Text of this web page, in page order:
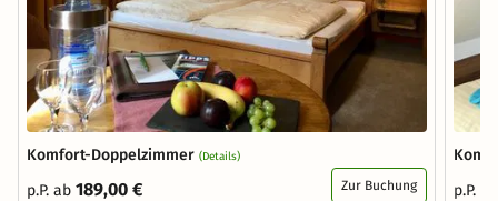
Komfort-Doppelzimmer (Details)
p.P. ab 189,00 € Zur Buchung
p.P.